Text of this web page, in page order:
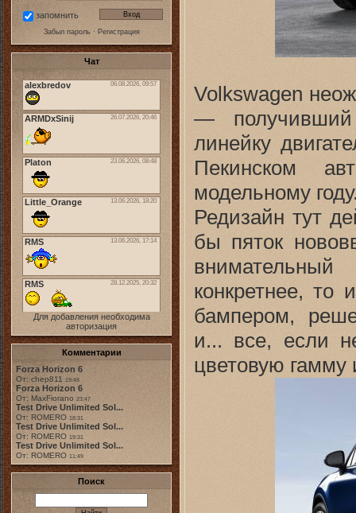
запомнить
Забыл пароль· Регистрация
Чат
Для добавления необходима
авторизация
Комментарии
Forza Horizon 6
От: chep811 19:48
Forza Horizon 6
От: MaxFiorano 23:47
Test Drive Unlimited Sol...
От: ROMERO 18:31
Test Drive Unlimited Sol...
От: ROMERO 19:31
Test Drive Unlimited Sol...
От: ROMERO 11:49
Поиск
Volkswagen
— получивший
линейку
Пекинском
модельному
Редизайн тут
бы пяток
конкретнее, то
бампером,
и... все, если
цветовую гамму